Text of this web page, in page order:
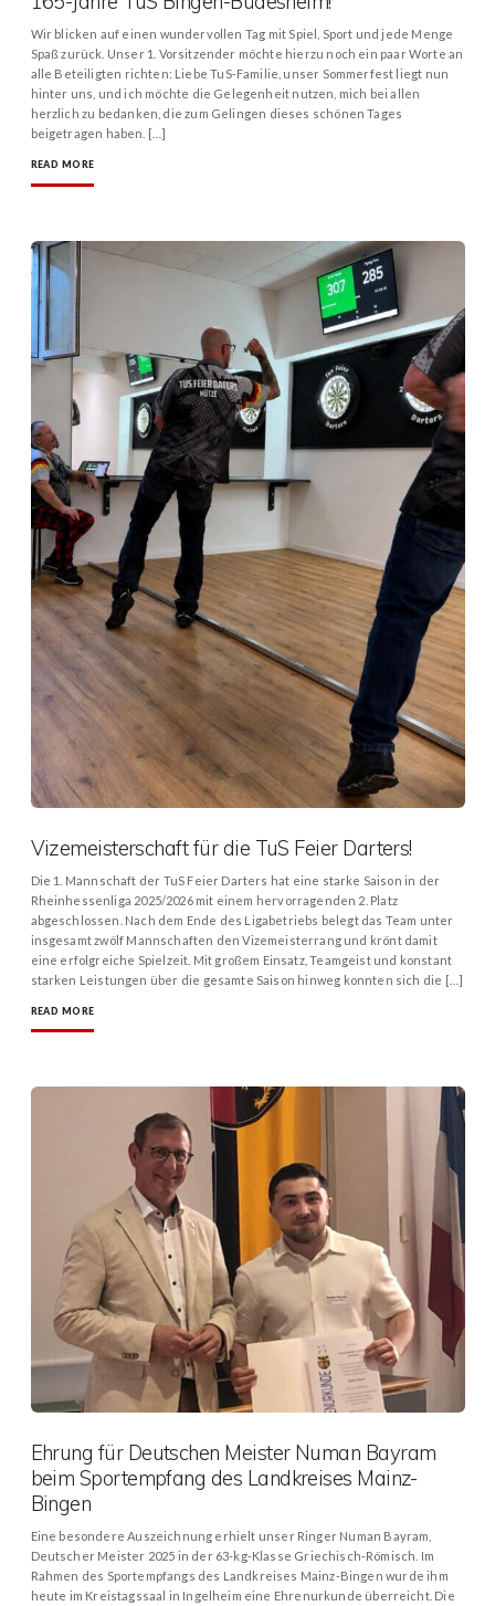
Wir blicken auf einen wundervollen Tag mit Spiel, Sport und jede Menge
Spaß zurück. Unser 1. Vorsitzender möchte hierzu noch ein paar Worte an
alle Beteiligten richten: Liebe TuS-Familie, unser Sommerfest liegt nun
hinter uns, und ich möchte die Gelegenheit nutzen, mich bei allen
herzlich zu bedanken, die zum Gelingen dieses schönen Tages
beigetragen haben. […]
READ MORE
Vizemeisterschaft für die TuS Feier Darters!
Die 1. Mannschaft der TuS Feier Darters hat eine starke Saison in der
Rheinhessenliga 2025/2026 mit einem hervorragenden 2. Platz
abgeschlossen. Nach dem Ende des Ligabetriebs belegt das Team unter
insgesamt zwölf Mannschaften den Vizemeisterrang und krönt damit
eine erfolgreiche Spielzeit. Mit großem Einsatz, Teamgeist und konstant
starken Leistungen über die gesamte Saison hinweg konnten sich die […]
READ MORE
Ehrung für Deutschen Meister Numan Bayram
beim Sportempfang des Landkreises Mainz-
Bingen
Eine besondere Auszeichnung erhielt unser Ringer Numan Bayram,
Deutscher Meister 2025 in der 63-kg-Klasse Griechisch-Römisch. Im
Rahmen des Sportempfangs des Landkreises Mainz-Bingen wurde ihm
heute im Kreistagssaal in Ingelheim eine Ehrenurkunde überreicht. Die